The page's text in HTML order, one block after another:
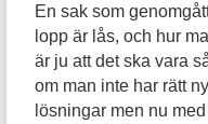
En sak som
lopp är lås, och hur
är ju att det ska vara
om man inte har rätt
lösningar men nu